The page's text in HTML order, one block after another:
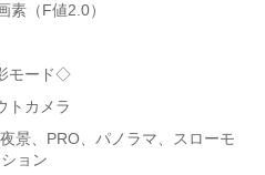
素（F値2.0）
モード◇
トカメラ
景、PRO、パノラマ、スローモ
ョン